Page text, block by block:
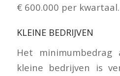
€ 600.000 per kwartaal.
KLEINE BEDRIJVEN
Het minimumbedrag
kleine bedrijven is